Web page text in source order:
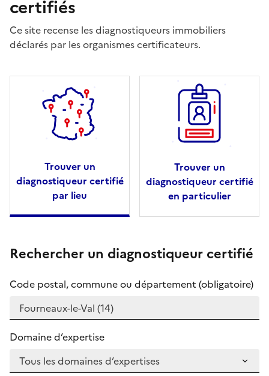
certifiés
Ce site recense les diagnostiqueurs immobiliers
déclarés par les organismes certificateurs.
Trouver un
diagnostiqueur certifié
par lieu
Trouver un
diagnostiqueur certifié
en particulier
Rechercher un diagnostiqueur certifié
Code postal, commune ou département (obligatoire)
Domaine d’expertise